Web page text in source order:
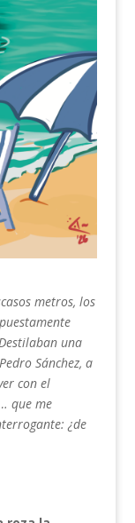
metros, los
una
Sánchez, a
con el
que me
¿de